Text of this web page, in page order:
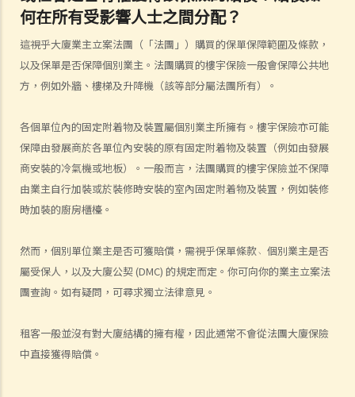
何在所有受影響人士之間分配？
這視乎大廈業主立案法團（「法團」）購買的保單保障範圍及條款，
以及保單是否保障個別業主。法團購買的樓宇保險一般會保障公共地
方，例如外牆、樓梯及升降機（該等部分屬法團所有）。
各個單位內的固定附着物及裝置屬個別業主所擁有。樓宇保險亦可能
保障由發展商於各單位內安裝的原有固定附着物及裝置（例如由發展
商安裝的冷氣機或地板）。一般而言，法團購買的樓宇保險並不保障
由業主自行加裝或於裝修時安裝的室內固定附着物及裝置，例如裝修
時加裝的廚房櫃檯。
然而，個別單位業主是否可獲賠償，需視乎保單條款﹅個別業主是否
屬受保人，以及大廈公契 (DMC) 的規定而定。你可向你的業主立案法
團查詢。如有疑問，可尋求獨立法律意見。
租客一般並沒有對大廈結構的擁有權，因此通常不會從法團大廈保險
中直接獲得賠償。
傷者本人
何謂「人身傷害」？
我受傷後，何時可提出申索？
如何就人身傷害提出申索？
2. 傳訊令狀
3. 申索陳述書
4. 損害賠償陳述書
6. 證明書（收費安排）
7. 屬實申述
8. 委託專家擬備報告的守則
10. 案件管理會議
11. 審訊前的覆核